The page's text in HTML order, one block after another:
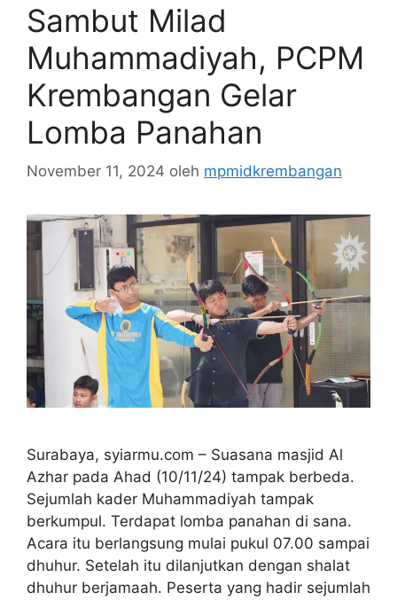
Sambut Milad
Muhammadiyah, PCPM
Krembangan Gelar
Lomba Panahan
November 11, 2024 oleh mpmidkrembangan
Surabaya, syiarmu.com – Suasana masjid Al
Azhar pada Ahad (10/11/24) tampak berbeda.
Sejumlah kader Muhammadiyah tampak
berkumpul. Terdapat lomba panahan di sana.
Acara itu berlangsung mulai pukul 07.00 sampai
dhuhur. Setelah itu dilanjutkan dengan shalat
dhuhur berjamaah. Peserta yang hadir sejumlah